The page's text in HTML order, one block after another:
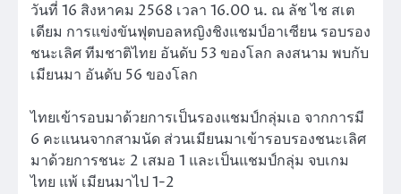
วันที่ 16 สิงหาคม 2568 เวลา 16.00 น. ณ ลัช ไช สเต
เดียม การแข่งขันฟุตบอลหญิงชิงแชมป์อาเซียน รอบรอง
ชนะเลิศ ทีมชาติไทย อันดับ 53 ของโลก ลงสนาม พบกับ
เมียนมา อันดับ 56 ของโลก
ไทยเข้ารอบมาด้วยการเป็นรองแชมป์กลุ่มเอ จากการมี
6 คะแนนจากสามนัด ส่วนเมียนมาเข้ารอบรองชนะเลิศ
มาด้วยการชนะ 2 เสมอ 1 และเป็นแชมป์กลุ่ม จบเกม
ไทย แพ้ เมียนมาไป 1-2